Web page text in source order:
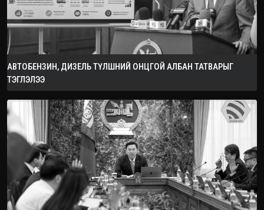
АВТОБЕНЗИН, ДИЗЕЛЬ ТҮЛШНИЙ ОНЦГОЙ АЛБАН ТАТВАРЫГ
ТЭГЛЭЛЭЭ